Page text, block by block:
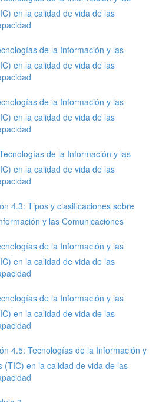
en la calidad de vida de las
de la Información y las
en la calidad de vida de las
de la Información y las
en la calidad de vida de las
de la Información y las
en la calidad de vida de las
4.3: Tipos y clasificaciones sobre
y las Comunicaciones
de la Información y las
en la calidad de vida de las
de la Información y las
en la calidad de vida de las
4.5: Tecnologías de la Información y
(TIC) en la calidad de vida de las